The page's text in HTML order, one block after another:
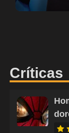
Críticas